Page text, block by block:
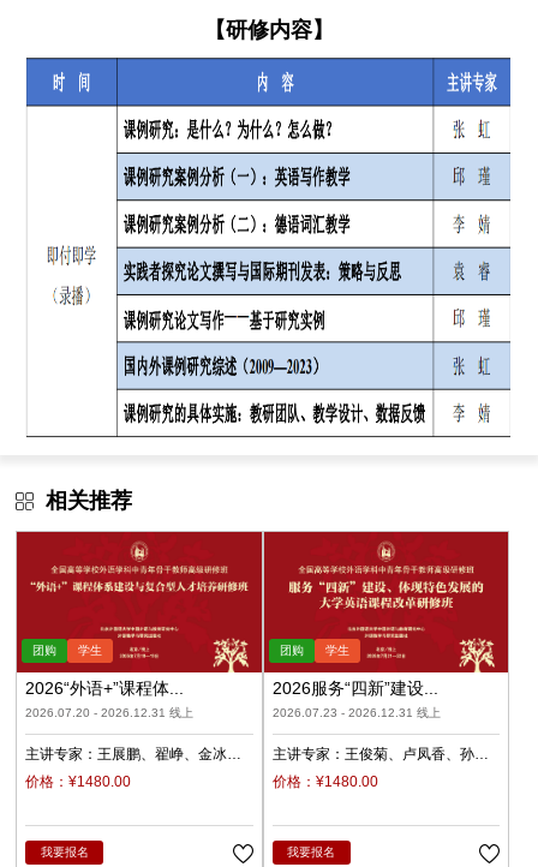
【研修内容】
相关推荐
2026“外语+”课程体...
2026.07.20 - 2026.12.31 线上
主讲专家： 王展鹏 翟峥
金冰
张清
杨天娲
价格：¥1480.00
我要报名
2026服务“四新”建设...
2026.07.23 - 2026.12.31 线上
主讲专家： 王俊菊 卢凤香
孙
瑜
柳睿
价格：¥1480.00
我要报名